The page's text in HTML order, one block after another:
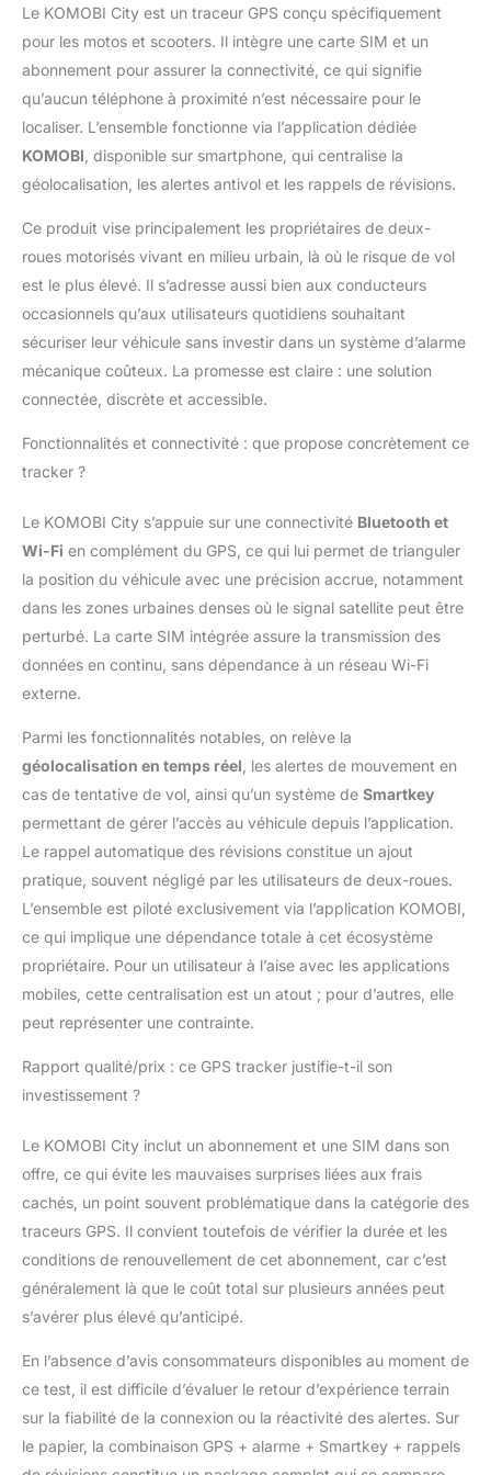
appellerons. De plus, le
système détecte tout
impact ou mouvement
que la moto subit.
Enregistrement des
itinéraires et
notification des
révisions: Vous pourrez
voir toutes vos
statistiques et
effectués avec votre
moto. De plus, KOMOBI
te tiendra informé(e) du
nombre de kilomètres
restants avant ta
mécanique et te
programmer des
rapproches de la fin.
Localisation
antivol et le localisateur
GPS KOMOBI CITY,
vous obtiendrez la plus
grande précision en
localisation qu'il utilise
et aux mises à jour
rapides chaque
seconde. L'application
permet de revoir les
kilomètres enregistrés,
la vitesse.
Porte-
clés intelligent:
Comprend un porte-
clés de reconnaissance
identifie les motards en
tant que propriétaires
tant que voleurs,
alarmes. Résistant aux
chocs et sûr, il a une
mais vous pourrez
connaître son niveau
de charge via
l'application et le
recharger lorsque
Installation simple et
sécurisée: Il vous suffit
de connecter votre
traqueur GPS à
l'application via un
manuel d'utilisation
Le KOMOBI City est un traceur GPS conçu spécifiquement
pour les motos et scooters. Il intègre une carte SIM et un
abonnement pour assurer la connectivité, ce qui signifie
qu’aucun téléphone à proximité n’est nécessaire pour le
localiser. L’ensemble fonctionne via l’application dédiée
KOMOBI , disponible sur smartphone, qui centralise la
géolocalisation, les alertes antivol et les rappels de révisions.
Ce produit vise principalement les propriétaires de deux-
roues motorisés vivant en milieu urbain, là où le risque de vol
est le plus élevé. Il s’adresse aussi bien aux conducteurs
occasionnels qu’aux utilisateurs quotidiens souhaitant
sécuriser leur véhicule sans investir dans un système d’alarme
mécanique coûteux. La promesse est claire : une solution
connectée, discrète et accessible.
Fonctionnalités et connectivité : que propose concrètement ce
tracker ?
Le KOMOBI City s’appuie sur une connectivité Bluetooth et
Wi-Fi en complément du GPS, ce qui lui permet de trianguler
la position du véhicule avec une précision accrue, notamment
dans les zones urbaines denses où le signal satellite peut être
perturbé. La carte SIM intégrée assure la transmission des
données en continu, sans dépendance à un réseau Wi-Fi
externe.
Parmi les fonctionnalités notables, on relève la
géolocalisation en temps réel , les alertes de mouvement en
cas de tentative de vol, ainsi qu’un système de Smartkey
permettant de gérer l’accès au véhicule depuis l’application.
Le rappel automatique des révisions constitue un ajout
pratique, souvent négligé par les utilisateurs de deux-roues.
L’ensemble est piloté exclusivement via l’application KOMOBI,
ce qui implique une dépendance totale à cet écosystème
propriétaire. Pour un utilisateur à l’aise avec les applications
mobiles, cette centralisation est un atout ; pour d’autres, elle
peut représenter une contrainte.
Rapport qualité/prix : ce GPS tracker justifie-t-il son
investissement ?
Le KOMOBI City inclut un abonnement et une SIM dans son
offre, ce qui évite les mauvaises surprises liées aux frais
cachés, un point souvent problématique dans la catégorie des
traceurs GPS. Il convient toutefois de vérifier la durée et les
conditions de renouvellement de cet abonnement, car c’est
généralement là que le coût total sur plusieurs années peut
s’avérer plus élevé qu’anticipé.
En l’absence d’avis consommateurs disponibles au moment de
ce test, il est difficile d’évaluer le retour d’expérience terrain
sur la fiabilité de la connexion ou la réactivité des alertes. Sur
le papier, la combinaison GPS + alarme + Smartkey + rappels